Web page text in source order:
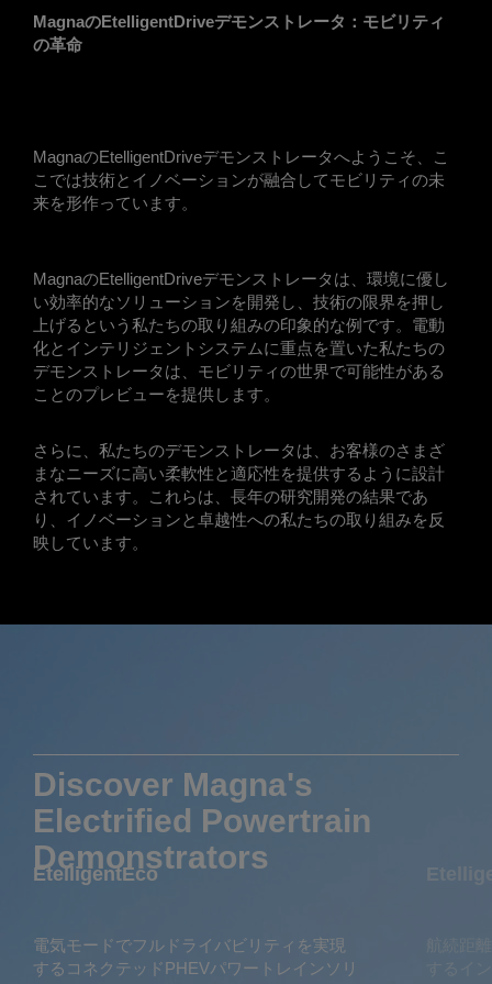
MagnaのEtelligentDriveデモンストレータ：モビリティ
の革命
MagnaのEtelligentDriveデモンストレータへようこそ、こ
こでは技術とイノベーションが融合してモビリティの未
来を形作っています。
MagnaのEtelligentDriveデモンストレータは、環境に優し
い効率的なソリューションを開発し、技術の限界を押し
上げるという私たちの取り組みの印象的な例です。電動
化とインテリジェントシステムに重点を置いた私たちの
デモンストレータは、モビリティの世界で可能性がある
ことのプレビューを提供します。
さらに、私たちのデモンストレータは、お客様のさまざ
まなニーズに高い柔軟性と適応性を提供するように設計
されています。これらは、長年の研究開発の結果であ
り、イノベーションと卓越性への私たちの取り組みを反
映しています。
Discover Magna's
Electrified Powertrain
Demonstrators
EtelligentEco
電気モードでフルドライバビリティを実現
するコネクテッドPHEVパワートレインソリ